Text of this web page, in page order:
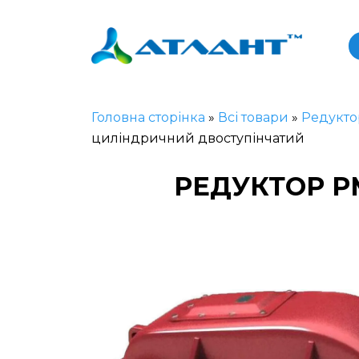
Головна сторінка » Всі товари »
циліндричний двоступінчатий
РЕДУКТОР